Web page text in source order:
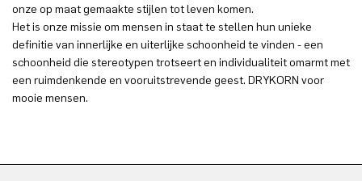
onze op maat gemaakte stijlen tot leven komen.
Het is onze missie om mensen in staat te stellen hun unieke
definitie van innerlijke en uiterlijke schoonheid te vinden - een
schoonheid die stereotypen trotseert en individualiteit omarmt met
een ruimdenkende en vooruitstrevende geest. DRYKORN voor
mooie mensen.